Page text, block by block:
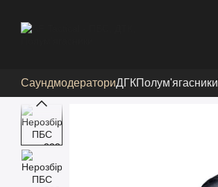
СаундмодераториДГКПолум'ягасники